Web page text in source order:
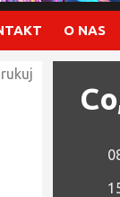
O NAS